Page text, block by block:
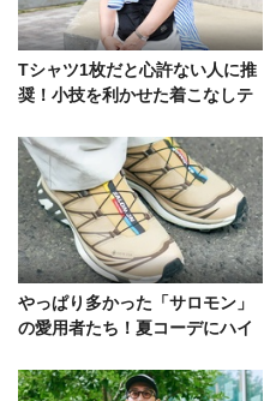
Tシャツ1枚だと心許ない人に推
奨！小技を利かせた着こなしテ
やっぱり多かった「サロモン」
の愛用者たち！夏コーデにハイ
は